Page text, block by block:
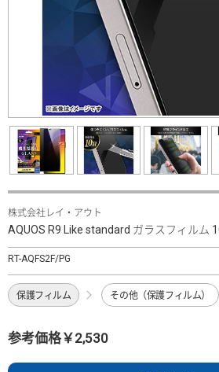
株式会社レイ・アウト
AQUOS R9 Like standard ガラスフィルム
RT-AQFS2F/PG
保護フィルム その他（保護フィルム）
参考価格￥2,530